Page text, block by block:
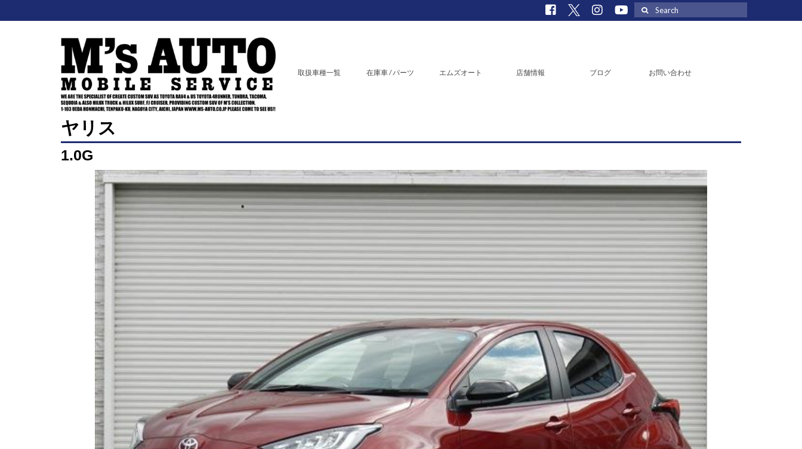
Search
for:
取扱車種一覧 在庫車 / パーツ エムズオート 店舗情報 ブログ お問い合わせ
ヤリス
1.0G